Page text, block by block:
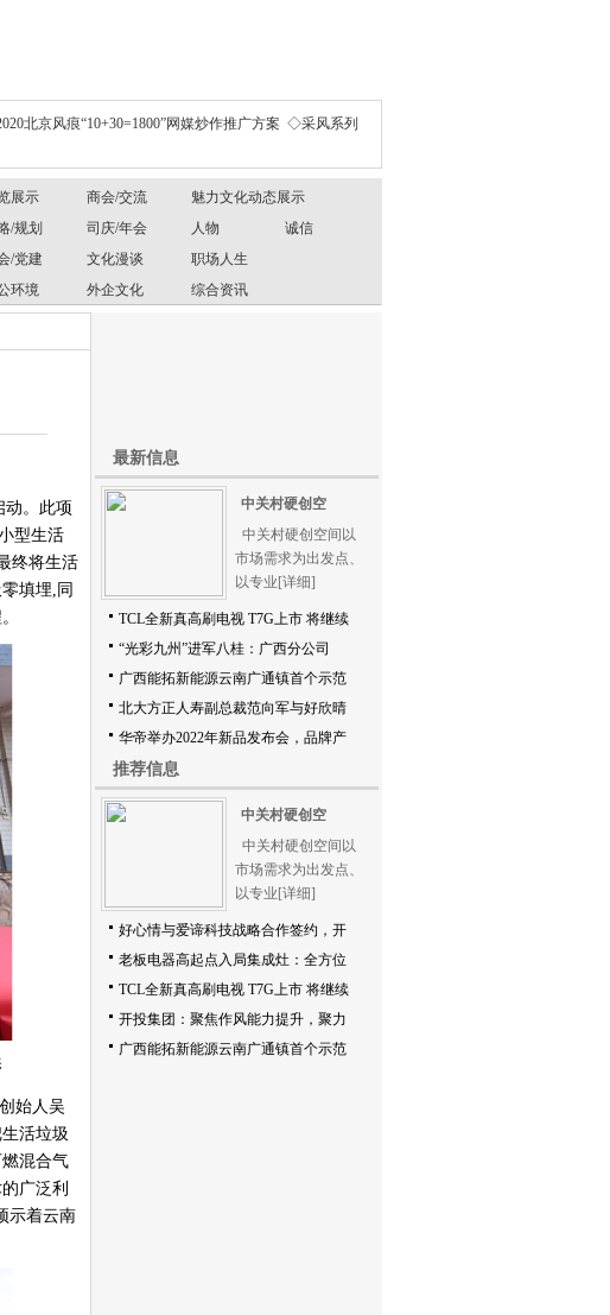
北京风痕“10+30=1800”网媒炒作推广方案 ◇采风系列
展示 商会/交流
魅力文化动态展示
/规划 司庆/年会 人物
诚信
/党建 文化漫谈
职场人生
环境 外企文化 综合资讯
动。此项
型生活
终将生活
填埋,同
始人吴
活垃圾
混合气
广泛利
示着云南
最新信息
中关村硬创空
中关村硬创空间以
市场需求为出发点、
以专业 [详细]
TCL全新真高刷电视 T7G上市 将继续
“光彩九州”进军八桂：广西分公司
广西能拓新能源云南广通镇首个示范
北大方正人寿副总裁范向军与好欣晴
华帝举办2022年新品发布会，品牌产
推荐信息
中关村硬创空
中关村硬创空间以
市场需求为出发点、
以专业 [详细]
好心情与爱谛科技战略合作签约，开
老板电器高起点入局集成灶：全方位
TCL全新真高刷电视 T7G上市 将继续
开投集团：聚焦作风能力提升，聚力
广西能拓新能源云南广通镇首个示范